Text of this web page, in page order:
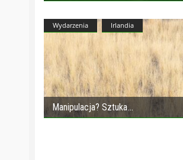
Wydarzenia Irlandia
Manipulacja? Sztuka